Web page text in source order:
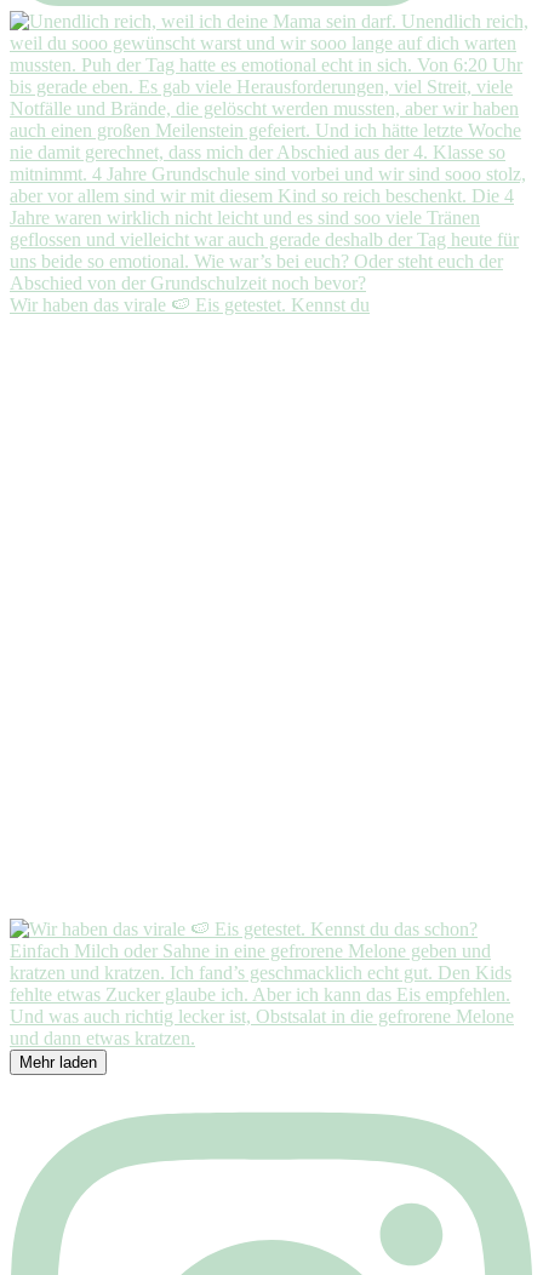
Wir haben das virale 🍉 Eis getestet. Kennst du
Mehr laden